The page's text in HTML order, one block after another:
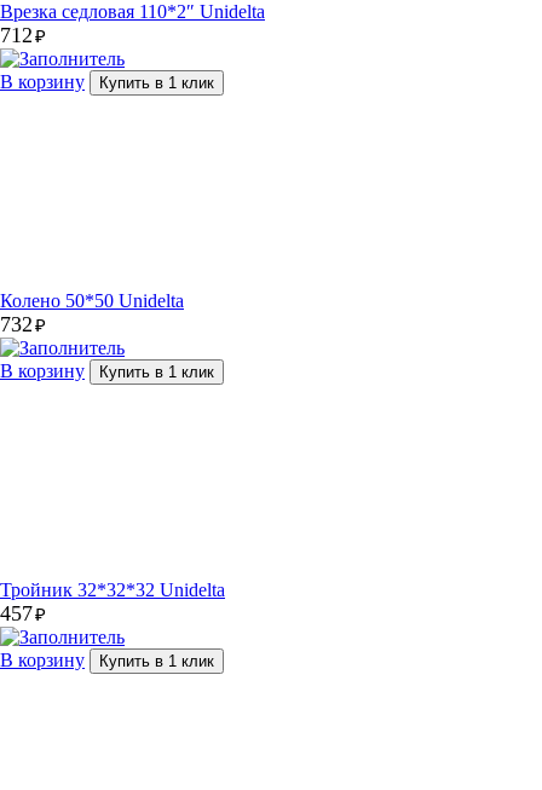
Врезка седловая 110*2″ Unidelta
712₽
В корзину Купить в 1 клик
Колено 50*50 Unidelta
732₽
В корзину Купить в 1 клик
Тройник 32*32*32 Unidelta
457₽
В корзину Купить в 1 клик